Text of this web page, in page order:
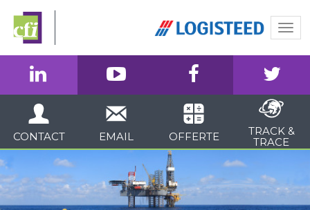
CONTACT EMAIL OFFERTE
TRACK &
TRACE